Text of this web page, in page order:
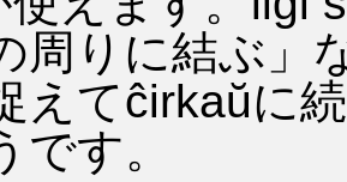
周りに結ぶ」
えてĉirkaŭに
です。